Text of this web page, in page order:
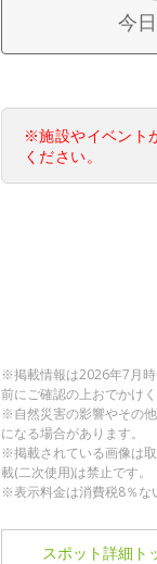
今日
※施設やイベント
ください。
※掲載情報は2026年7月
前にご確認の上おでかけく
※自然災害の影響やその
になる場合があります。
※掲載されている画像は
載(二次使用)は禁止です。
※表示料金は消費税8％な
スポット詳細 ト